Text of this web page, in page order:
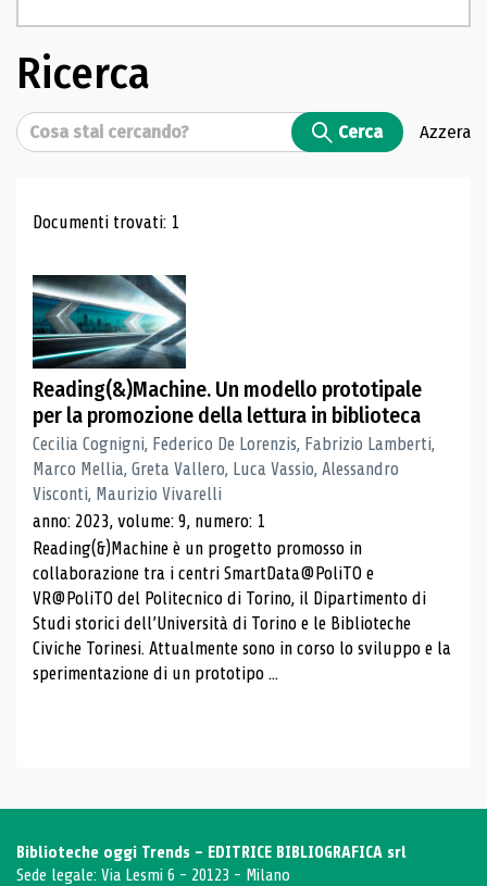
Ricerca
Cerca Cerca Azzera
Risultati di ricerca
Documenti trovati: 1
Reading(&)Machine. Un modello prototipale
per la promozione della lettura in biblioteca
Cecilia Cognigni, Federico De Lorenzis, Fabrizio Lamberti,
Marco Mellia, Greta Vallero, Luca Vassio, Alessandro
Visconti, Maurizio Vivarelli
anno: 2023, volume: 9, numero: 1
Reading(&)Machine è un progetto promosso in
collaborazione tra i centri SmartData@PoliTO e
VR@PoliTO del Politecnico di Torino, il Dipartimento di
Studi storici dell’Università di Torino e le Biblioteche
Civiche Torinesi. Attualmente sono in corso lo sviluppo e la
sperimentazione di un prototipo ...
Biblioteche oggi Trends - EDITRICE BIBLIOGRAFICA srl
Sede legale: Via Lesmi 6 - 20123 - Milano